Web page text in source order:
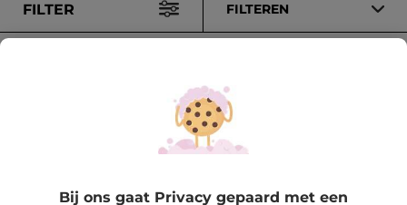
FILTER FILTEREN
Bij ons gaat Privacy gepaard met een